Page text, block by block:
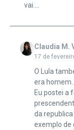
vai….
Claudia M.
17 de
O Lula
era homem…
Eu postei a
da
exemplo de